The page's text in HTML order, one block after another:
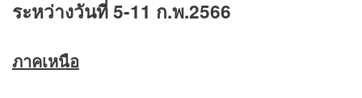
ระหว่างวันที่ 5-11 ก.พ.2566
ภาคเหนือ